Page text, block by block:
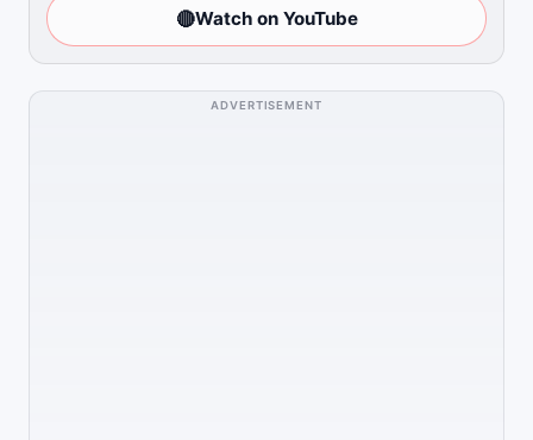
🔴Watch on YouTube
ADVERTISEMENT